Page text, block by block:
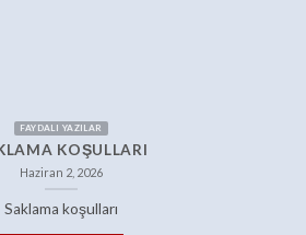
FAYDALI YAZILAR
KOŞULLARI
Haziran 2, 2026
Saklama koşulları